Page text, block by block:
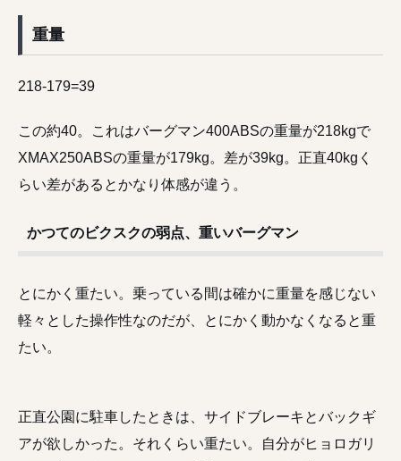
重量
218-179=39
この約40。これはバーグマン400ABSの重量が218kgで
XMAX250ABSの重量が179kg。差が39kg。正直40kgく
らい差があるとかなり体感が違う。
かつてのビクスクの弱点、重いバーグマン
とにかく重たい。乗っている間は確かに重量を感じない
軽々とした操作性なのだが、とにかく動かなくなると重
たい。
正直公園に駐車したときは、サイドブレーキとバックギ
アが欲しかった。それくらい重たい。自分がヒョロガリ